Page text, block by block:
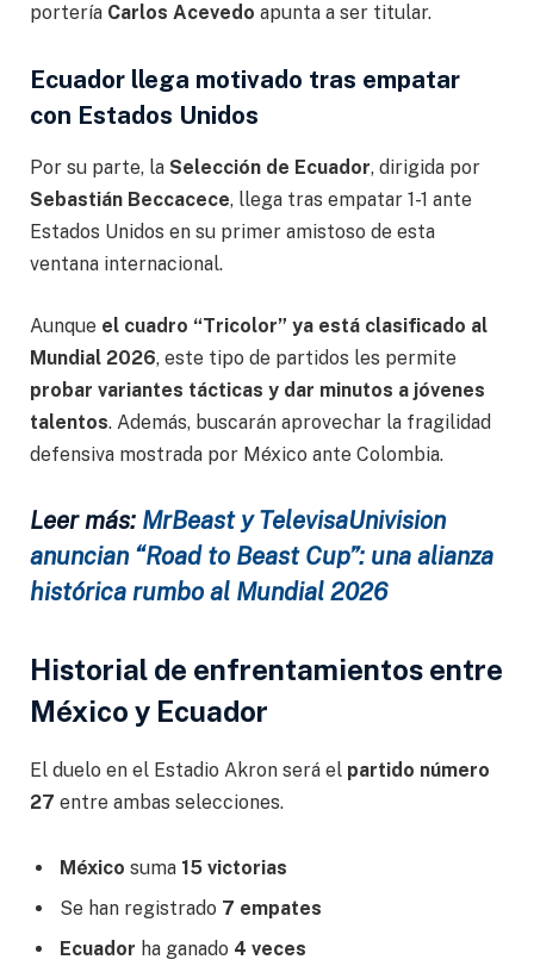
portería Carlos Acevedo apunta a ser titular.
Ecuador llega motivado tras empatar
con Estados Unidos
Por su parte, la Selección de Ecuador, dirigida por
Sebastián Beccacece, llega tras empatar 1-1 ante
Estados Unidos en su primer amistoso de esta
ventana internacional.
Aunque el cuadro “Tricolor” ya está clasificado al
Mundial 2026, este tipo de partidos les permite
probar variantes tácticas y dar minutos a jóvenes
talentos. Además, buscarán aprovechar la fragilidad
defensiva mostrada por México ante Colombia.
Leer más: MrBeast y TelevisaUnivision
anuncian “Road to Beast Cup”: una alianza
histórica rumbo al Mundial 2026
Historial de enfrentamientos entre
México y Ecuador
El duelo en el Estadio Akron será el partido número
27 entre ambas selecciones.
México suma 15 victorias
Se han registrado 7 empates
Ecuador ha ganado 4 veces